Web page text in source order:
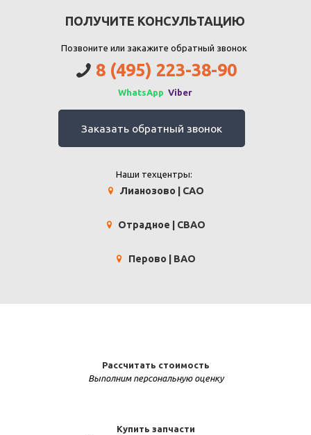
ПОЛУЧИТЕ КОНСУЛЬТАЦИЮ
Позвоните или закажите обратный звонок
8 (495) 223-38-90
WhatsApp Viber
Заказать обратный звонок
Наши техцентры:
Лианозово | САО
Отрадное | СВАО
Перово | ВАО
Рассчитать стоимость
Выполним персональную оценку
Купить запчасти